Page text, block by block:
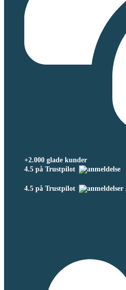
+2.000 glade kunder
4.5 på Trustpilot
4.5 på Trustpilot